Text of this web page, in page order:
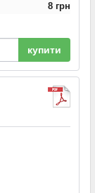
8 грн
купити